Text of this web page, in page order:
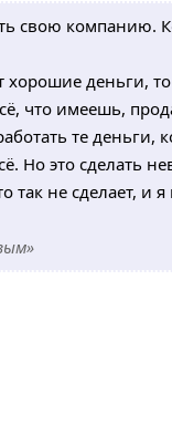
свою компанию.
хорошие деньги,
что имеешь,
те деньги,
Но это сделать
так не сделает, и